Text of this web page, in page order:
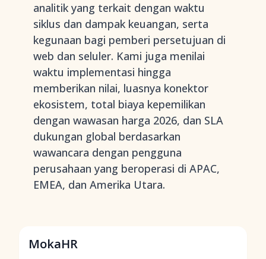
analitik yang terkait dengan waktu
siklus dan dampak keuangan, serta
kegunaan bagi pemberi persetujuan di
web dan seluler. Kami juga menilai
waktu implementasi hingga
memberikan nilai, luasnya konektor
ekosistem, total biaya kepemilikan
dengan wawasan harga 2026, dan SLA
dukungan global berdasarkan
wawancara dengan pengguna
perusahaan yang beroperasi di APAC,
EMEA, dan Amerika Utara.
MokaHR